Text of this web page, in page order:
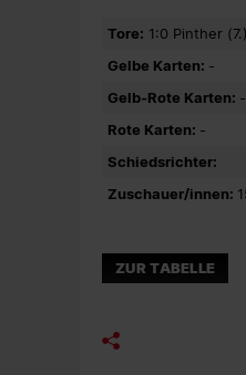
Tore: 1:0 Pinther
Gelbe Karten: -
Gelb-Rote Karten: -
Rote Karten: -
Schiedsrichter:
Zuschauer/innen:
ZUR TABELLE